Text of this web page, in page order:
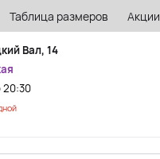
Таблица размеров Акции
Вал, 14
20:30